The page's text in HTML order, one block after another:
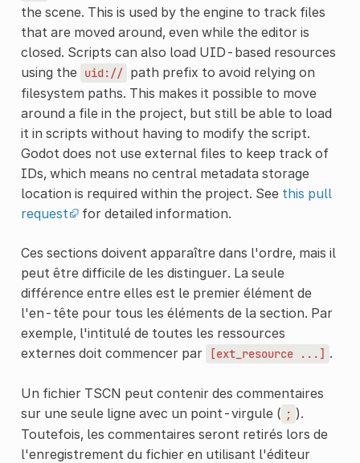
the scene. This is used by the engine to track files
that are moved around, even while the editor is
closed. Scripts can also load UID-based resources
using the uid:// path prefix to avoid relying on
filesystem paths. This makes it possible to move
around a file in the project, but still be able to load
it in scripts without having to modify the script.
Godot does not use external files to keep track of
IDs, which means no central metadata storage
location is required within the project. See this pull
request
for detailed information.
Ces sections doivent apparaître dans l'ordre, mais il
peut être difficile de les distinguer. La seule
différence entre elles est le premier élément de
l'en-tête pour tous les éléments de la section. Par
exemple, l'intitulé de toutes les ressources
externes doit commencer par
[ext_resource ...] .
Un fichier TSCN peut contenir des commentaires
sur une seule ligne avec un point-virgule ( ; ).
Toutefois, les commentaires seront retirés lors de
l'enregistrement du fichier en utilisant l'éditeur